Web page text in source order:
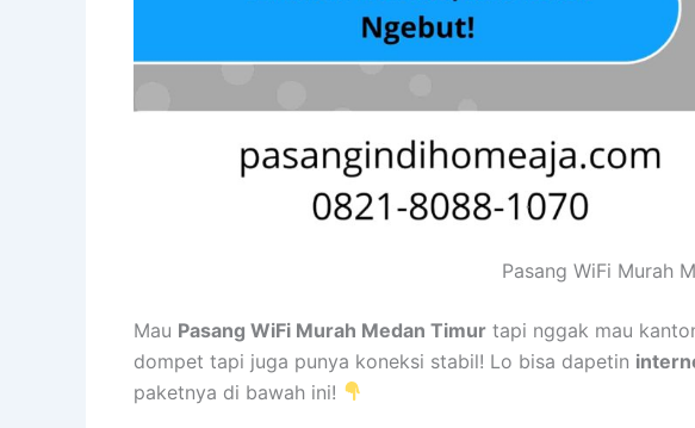
Pasang WiFi Murah
Mau Pasang WiFi Murah Medan Timur tapi nggak mau
dompet tapi juga punya koneksi stabil! Lo bisa dapetin
paketnya di bawah ini!